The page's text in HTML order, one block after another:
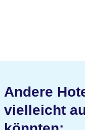
Andere
vielleicht